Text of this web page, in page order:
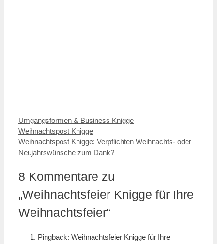
Kategorien
Umgangsformen & Business Knigge
Weihnachtspost Knigge
Weihnachtspost Knigge: Verpflichten Weihnachts- oder
Neujahrswünsche zum Dank?
8 Kommentare zu
„Weihnachtsfeier Knigge für Ihre
Weihnachtsfeier“
Pingback: Weihnachtsfeier Knigge für Ihre